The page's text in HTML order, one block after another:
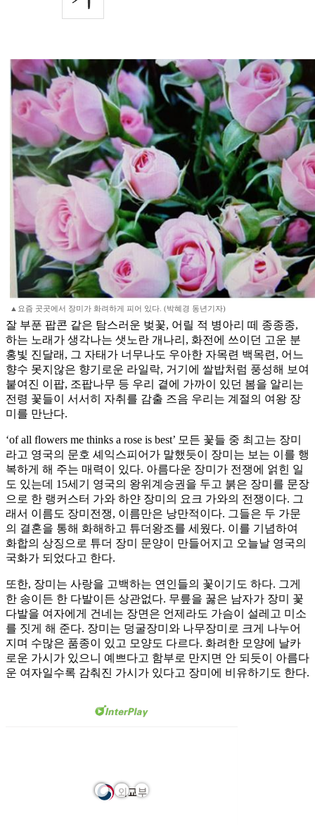
▲요즘 곳곳에서 장미가 화려하게 피어 있다. (박혜경 동년기자)
잘 부푼 팝콘 같은 탐스러운 벚꽃, 어릴 적 병아리 떼 종종종,
하는 노래가 생각나는 샛노란 개나리, 화전에 쓰이던 고운 분
홍빛 진달래, 그 자태가 너무나도 우아한 자목련 백목련, 어느
향수 못지않은 향기로운 라일락, 거기에 쌀밥처럼 풍성해 보여
붙여진 이팝, 조팝나무 등 우리 곁에 가까이 있던 봄을 알리는
전령 꽃들이 서서히 자취를 감출 즈음 우리는 계절의 여왕 장
미를 만난다.
‘of all flowers me thinks a rose is best’ 모든 꽃들 중 최고는 장미
라고 영국의 문호 셰익스피어가 말했듯이 장미는 보는 이를 행
복하게 해 주는 매력이 있다. 아름다운 장미가 전쟁에 얽힌 일
도 있는데 15세기 영국의 왕위계승권을 두고 붉은 장미를 문장
으로 한 랭커스터 가와 하얀 장미의 요크 가와의 전쟁이다. 그
래서 이름도 장미전쟁, 이름만은 낭만적이다. 그들은 두 가문
의 결혼을 통해 화해하고 튜더왕조를 세웠다. 이를 기념하여
화합의 상징으로 튜더 장미 문양이 만들어지고 오늘날 영국의
국화가 되었다고 한다.
또한, 장미는 사랑을 고백하는 연인들의 꽃이기도 하다. 그게
한 송이든 한 다발이든 상관없다. 무릎을 꿇은 남자가 장미 꽃
다발을 여자에게 건네는 장면은 언제라도 가슴이 설레고 미소
를 짓게 해 준다. 장미는 덩굴장미와 나무장미로 크게 나누어
지며 수많은 품종이 있고 모양도 다르다. 화려한 모양에 날카
로운 가시가 있으니 예쁘다고 함부로 만지면 안 되듯이 아름다
운 여자일수록 감춰진 가시가 있다고 장미에 비유하기도 한다.